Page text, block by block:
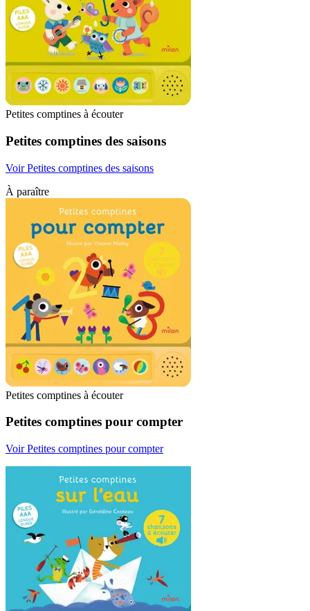
Petites comptines à écouter
Petites comptines des saisons
Voir Petites comptines des saisons
À paraître
Petites comptines à écouter
Petites comptines pour compter
Voir Petites comptines pour compter